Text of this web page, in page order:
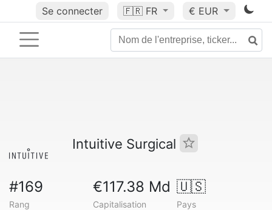
Se connecter 🇫🇷 FR € EUR
Intuitive Surgical
#169
Rang
€117.38 Md
Capitalisation
🇺🇸
Pays